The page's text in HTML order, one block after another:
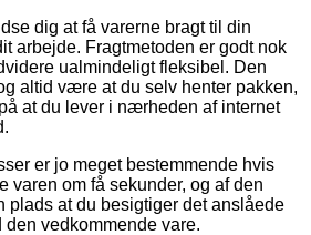
dig at få varerne bragt til din
arbejde. Fragtmetoden er godt nok
ualmindeligt fleksibel. Den
altid være at du selv henter pakken,
at du lever i nærheden af internet
er jo meget bestemmende hvis
varen om få sekunder, og af den
plads at du besigtiger det anslåede
den vedkommende vare.